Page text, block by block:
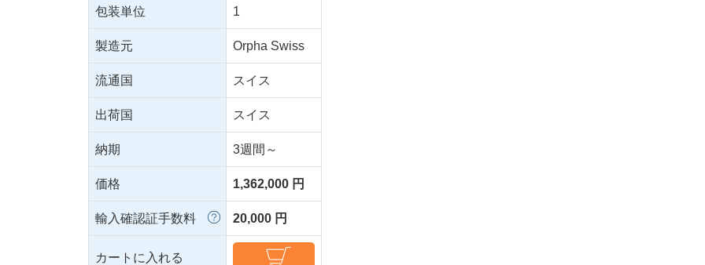
包装単位 1
製造元 Orpha Swiss
流通国 スイス
出荷国 スイス
納期 3週間～
価格 1,362,000 円
輸入確認証手数料 20,000 円
カートに入れる